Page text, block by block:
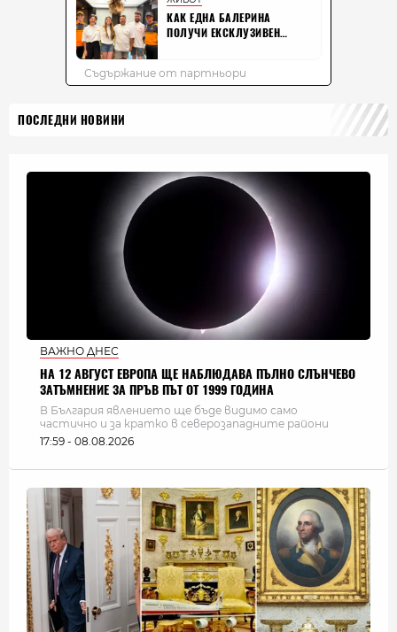
ПОСЛЕДНИ НОВИНИ
ВАЖНО ДНЕС
НА 12 АВГУСТ ЕВРОПА ЩЕ НАБЛЮДАВА ПЪЛНО СЛЪНЧЕВО
ЗАТЪМНЕНИЕ ЗА ПРЪВ ПЪТ ОТ 1999 ГОДИНА
В България явлението ще бъде видимо само
частично и за кратко в северозападните райони
17:59 - 08.08.2026